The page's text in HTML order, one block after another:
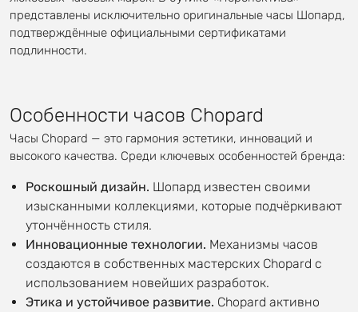
представлены исключительно оригинальные часы Шопард,
подтверждённые официальными сертификатами
подлинности.
Особенности часов Chopard
Часы Chopard — это гармония эстетики, инноваций и
высокого качества. Среди ключевых особенностей бренда:
Роскошный дизайн. Шопард известен своими
изысканными коллекциями, которые подчёркивают
утончённость стиля.
Инновационные технологии. Механизмы часов
создаются в собственных мастерских Chopard с
использованием новейших разработок.
Этика и устойчивое развитие. Chopard активно